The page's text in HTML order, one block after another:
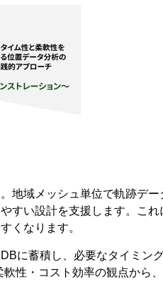
域メッシュ単位で軌跡デー
すい設計を支援します。こ
くなります。
に蓄積し、必要なタイミン
性・コスト効率の観点から